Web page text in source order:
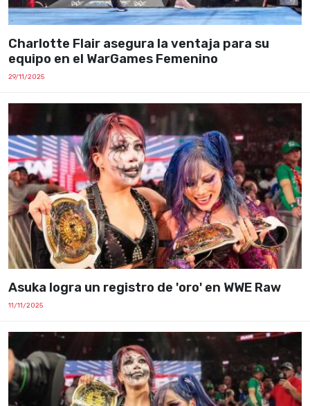
Charlotte Flair asegura la ventaja para su
equipo en el WarGames Femenino
29/11/2025
Asuka logra un registro de 'oro' en WWE Raw
11/11/2025